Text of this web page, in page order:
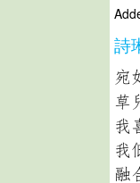
詩
宛
草
我
我
融